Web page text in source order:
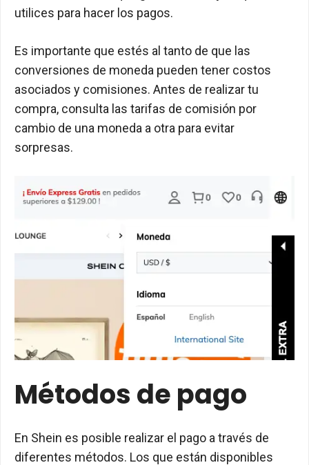
utilices para hacer los pagos.
Es importante que estés al tanto de que las
conversiones de moneda pueden tener costos
asociados y comisiones. Antes de realizar tu
compra, consulta las tarifas de comisión por
cambio de una moneda a otra para evitar
sorpresas.
Métodos de pago
En Shein es posible realizar el pago a través de
diferentes métodos. Los que están disponibles